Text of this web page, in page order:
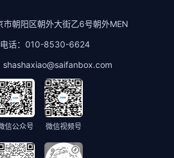
市朝阳区朝外大街乙6号朝外MEN
话： 010-8530-6624
shashaxiao@saifanbox.com
信公众号 微信视频号